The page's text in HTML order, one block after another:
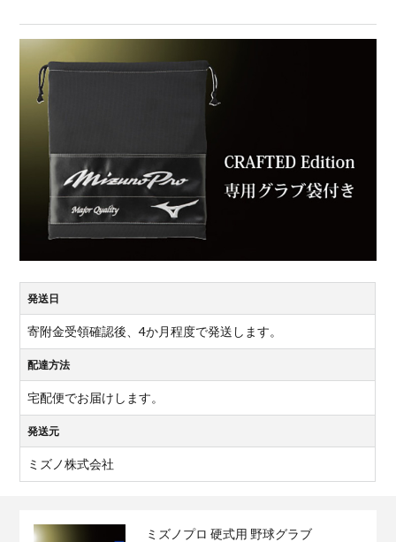
発送日
寄附金受領確認後、4か月程度で発送します。
配達方法
宅配便でお届けします。
発送元
ミズノ株式会社
ミズノプロ 硬式用 野球グラブ